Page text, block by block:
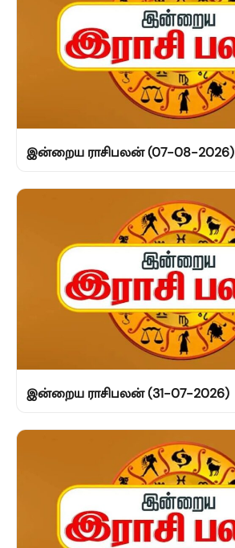
இன்றைய ராசிபலன் (07-08-2026)
இன்றைய ராசிபலன் (31-07-2026)